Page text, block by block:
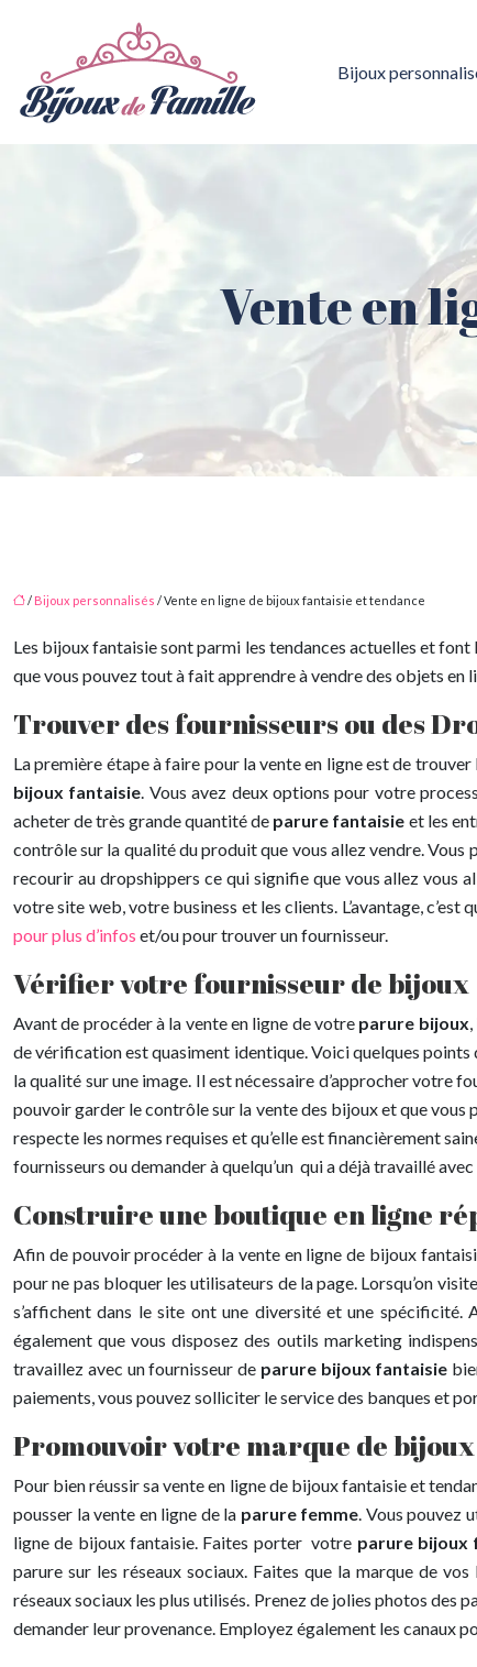
Bijoux
Vente en
/ Bijoux personnalisés / Vente en ligne de bijoux fantaisie et tendance
Les bijoux fantaisie sont parmi les tendances actuelles et font
que vous pouvez tout à fait apprendre à vendre des objets
Trouver des fournisseurs ou des
La première étape à faire pour la vente en ligne est de
bijoux fantaisie. Vous avez deux options pour votre
acheter de très grande quantité de parure fantaisie et les
contrôle sur la qualité du produit que vous allez vendre.
recourir au dropshippers ce qui signifie que vous allez vous
votre site web, votre business et les clients. L’avantage, c’est
pour plus d’infos et/ou pour trouver un fournisseur.
Vérifier votre fournisseur de bijoux
Avant de procéder à la vente en ligne de votre parure bijoux
de vérification est quasiment identique. Voici quelques
la qualité sur une image. Il est nécessaire d’approcher votre
pouvoir garder le contrôle sur la vente des bijoux et que
respecte les normes requises et qu’elle est financièrement
fournisseurs ou demander à quelqu’un qui a déjà travaillé
Construire une boutique en ligne
Afin de pouvoir procéder à la vente en ligne de bijoux
pour ne pas bloquer les utilisateurs de la page. Lorsqu’on
s’affichent dans le site ont une diversité et une
également que vous disposez des outils marketing
travaillez avec un fournisseur de parure bijoux fantaisie
paiements, vous pouvez solliciter le service des banques et
Promouvoir votre marque de bijoux
Pour bien réussir sa vente en ligne de bijoux fantaisie et
pousser la vente en ligne de la parure femme. Vous pouvez
ligne de bijoux fantaisie. Faites porter votre parure bijoux
parure sur les réseaux sociaux. Faites que la marque de
réseaux sociaux les plus utilisés. Prenez de jolies photos des
demander leur provenance. Employez également les canaux